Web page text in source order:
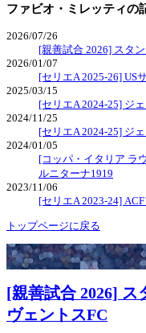
ファビオ・ミレッティの
2026/07/26
[親善試合 2026] スタ
2026/01/07
[セリエA 2025-26] US
2025/03/15
[セリエA 2024-25] ジ
2024/11/25
[セリエA 2024-25] ジ
2024/01/05
[コッパ・イタリア ラ
ルニターナ1919
2023/11/06
[セリエA 2023-24]
トップページに戻る
[親善試合 2026]
ヴェントスFC